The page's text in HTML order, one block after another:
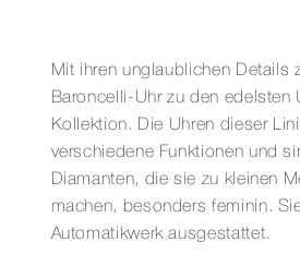
Mit ihren unglaublichen Details
Baroncelli-Uhr zu den edelsten
Kollektion. Die Uhren dieser
verschiedene Funktionen und
Diamanten, die sie zu kleinen
machen, besonders feminin.
Automatikwerk ausgestattet.